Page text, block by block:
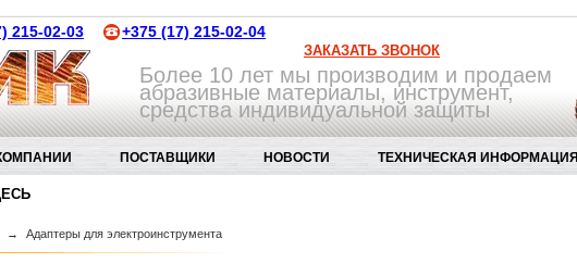
Более 10 лет мы производим и продаем
абразивные материалы, инструмент,
средства индивидуальной защиты
215-02-03 +375 (17) 215-02-04
ЗАКАЗАТЬ ЗВОНОК
ПОСТАВЩИКИ НОВОСТИ ТЕХНИЧЕСКАЯ ИНФОРМАЦИЯ
ИНСТРУМЕНТЫ И МАТЕРИАЛЫ
→ Адаптеры для электроинструмента